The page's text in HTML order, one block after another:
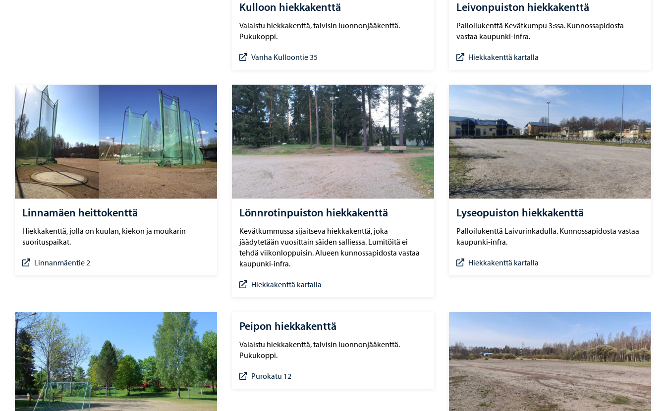
Kulloon hiekkakenttä
Valaistu hiekkakenttä, talvisin luonnonjääkenttä.
Pukukoppi.
Vanha Kulloontie 35
Leivonpuiston hiekkakenttä
Palloilukenttä Kevätkumpu 3:ssa. Kunnossapidosta
vastaa kaupunki-infra.
Hiekkakenttä kartalla
Linnamäen heittokenttä
Hiekkakenttä, jolla on kuulan, kiekon ja moukarin
suorituspaikat.
Linnanmäentie 2
Lönnrotinpuiston hiekkakenttä
Kevätkummussa sijaitseva hiekkakenttä, joka
jäädytetään vuosittain säiden salliessa. Lumitöitä ei
tehdä viikonloppuisin. Alueen kunnossapidosta vastaa
kaupunki-infra.
Hiekkakenttä kartalla
Lyseopuiston hiekkakenttä
Palloilukenttä Laivurinkadulla. Kunnossapidosta vastaa
kaupunki-infra.
Hiekkakenttä kartalla
Peipon hiekkakenttä
Valaistu hiekkakenttä, talvisin luonnonjääkenttä.
Pukukoppi.
Purokatu 12